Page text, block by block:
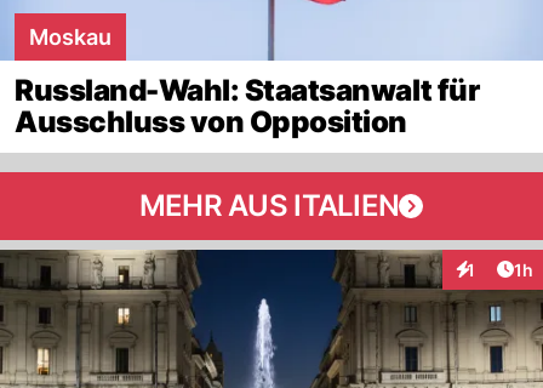
Moskau
Russland-Wahl: Staatsanwalt für
Ausschluss von Opposition
MEHR AUS ITALIEN
1 1h